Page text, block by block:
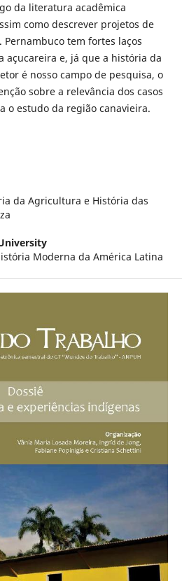
da literatura acadêmica
como descrever projetos de
tem fortes laços
açucareira e, já que a história da
é nosso campo de pesquisa, o
sobre a relevância dos casos
o estudo da região canavieira.
da Agricultura e História das
Moderna da América Latina